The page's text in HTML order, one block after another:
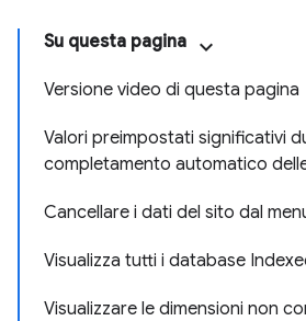
Su questa pagina
Versione video di questa pagina
Valori preimpostati significativi
completamento automatico
Cancellare i dati del sito dal
Visualizza tutti i database
Visualizzare le dimensioni non